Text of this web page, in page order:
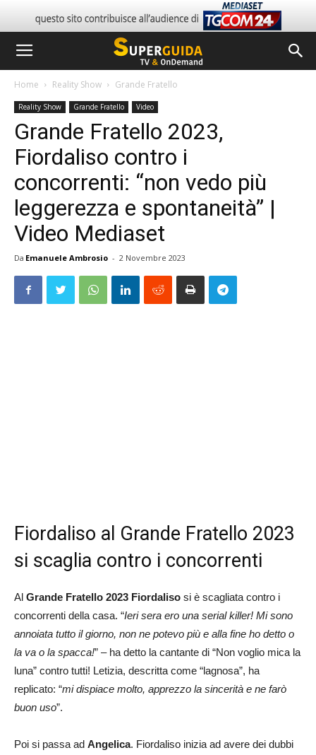
Home Reality Show Grande Fratello
Reality Show Grande Fratello Video
Grande Fratello 2023,
Fiordaliso contro i
concorrenti: “non vedo più
leggerezza e spontaneità” |
Video Mediaset
Da Emanuele Ambrosio - 2 Novembre 2023
Fiordaliso al Grande Fratello 2023
si scaglia contro i concorrenti
Al Grande Fratello 2023 Fiordaliso si è scagliata contro i
concorrenti della casa. “Ieri sera ero una serial killer! Mi sono
annoiata tutto il giorno, non ne potevo più e alla fine ho detto o
la va o la spacca!” – ha detto la cantante di “Non voglio mica la
luna” contro tutti! Letizia, descritta come “lagnosa”, ha
replicato: “mi dispiace molto, apprezzo la sincerità e ne farò
buon uso”.
Poi si passa ad Angelica. Fiordaliso inizia ad avere dei dubbi